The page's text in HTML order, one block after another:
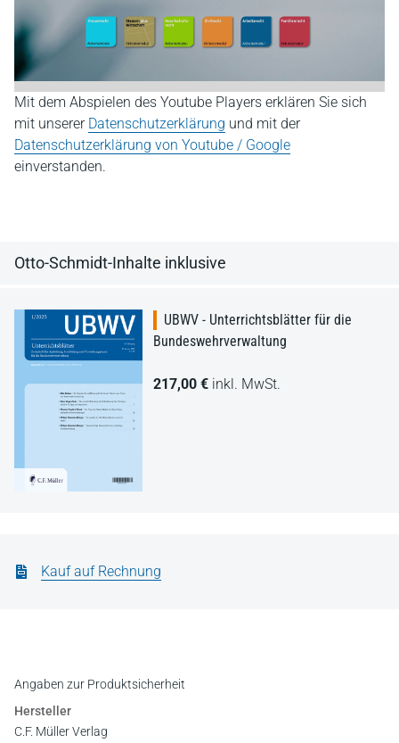
Mit dem Abspielen des Youtube Players erklären Sie sich
mit unserer Datenschutzerklärung und mit der
Datenschutzerklärung von Youtube / Google
einverstanden.
Otto-Schmidt-Inhalte inklusive
UBWV - Unterrichtsblätter für die
Bundeswehrverwaltung
217,00 € inkl. MwSt.
Kauf auf Rechnung
Angaben zur Produktsicherheit
Hersteller
C.F. Müller Verlag